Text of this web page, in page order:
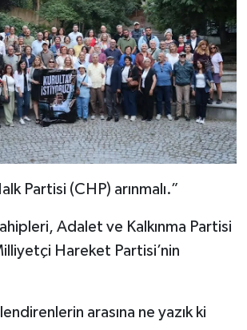
Partisi (CHP) arınmalı.”
Adalet ve Kalkınma Partisi
Hareket Partisi’nin
arasına ne yazık ki